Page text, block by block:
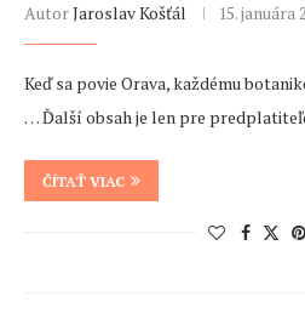
AutorJaroslav Košťál 15. januára
Keď sa povie Orava, každému
… Ďalší obsah je len pre
ČÍTAŤ VIAC